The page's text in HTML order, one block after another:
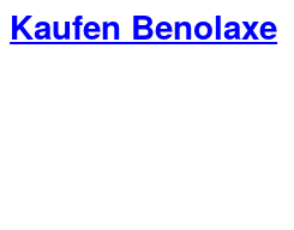
Kaufen Benolaxe